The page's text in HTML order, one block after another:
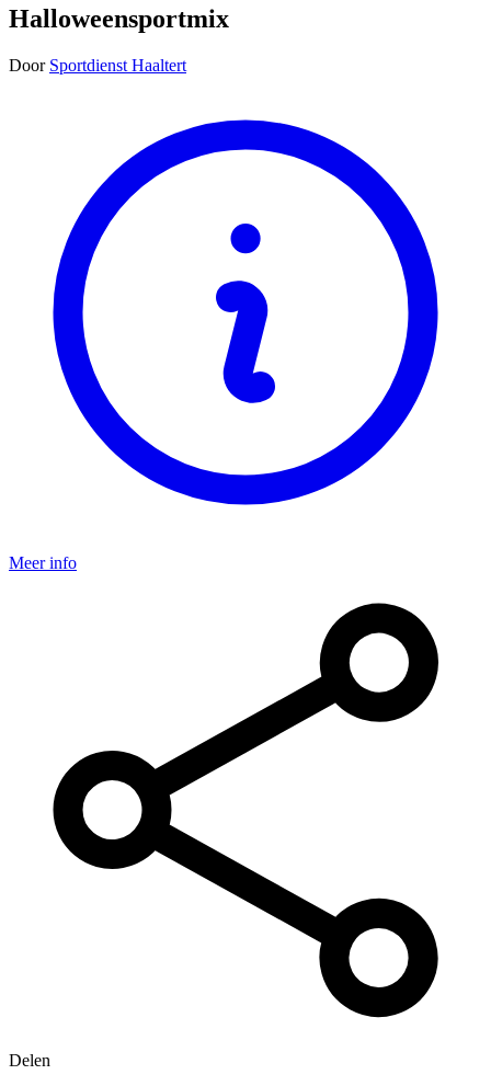
Halloweensportmix
Door Sportdienst Haaltert
Meer info
Delen